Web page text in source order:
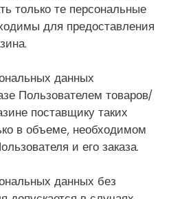
только те персональные
для предоставления
данных
Пользователем товаров/
поставщику таких
в объеме, необходимом
и его заказа.
данных без